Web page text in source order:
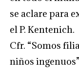
se aclare para
el P. Kentenich.
Cfr. “Somos
niños